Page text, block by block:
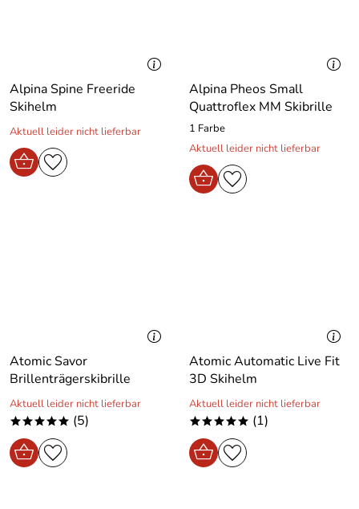
Alpina Spine Freeride
Skihelm
Aktuell leider nicht lieferbar
Alpina Pheos Small
Quattroflex MM Skibrille
1 Farbe
Aktuell leider nicht lieferbar
Atomic Savor
Brillenträgerskibrille
Aktuell leider nicht lieferbar
***** (5)
Atomic Automatic Live Fit
3D Skihelm
Aktuell leider nicht lieferbar
***** (1)